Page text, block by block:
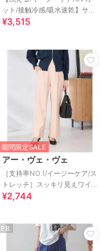
ット/接触冷感/吸水速乾】サマ
ーストレッチクロップドパン
¥3,515
期間限定SALE
アー・ヴェ・ヴェ
［支持率NO.1/イージーケア/ス
トレッチ］スッキリ見えワイ
ドパンツ
¥2,744
PR